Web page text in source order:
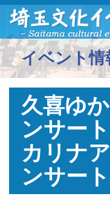
イベント情
久喜ゆ
ンサー
カリナ
ンサート